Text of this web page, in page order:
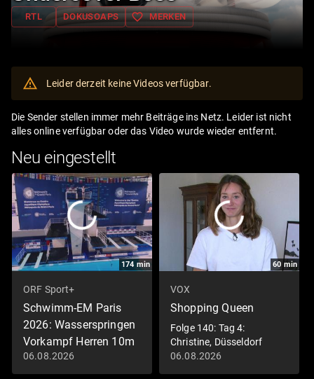
RTL DOKUSOAPS favorite_border MERKEN
Leider derzeit keine Videos verfügbar.
Die Sender stellen immer mehr Beiträge ins Netz. Leider ist nicht
alles online verfügbar oder das Video wurde wieder entfernt.
Neu eingestellt
174 min
ORF Sport+
Schwimm-EM Paris
2026: Wasserspringen
Vorkampf Herren 10m
Schwimm-EM 2026
06.08.2026
60 min
VOX
Shopping Queen
Folge 140: Tag 4:
Christine, Düsseldorf
06.08.2026